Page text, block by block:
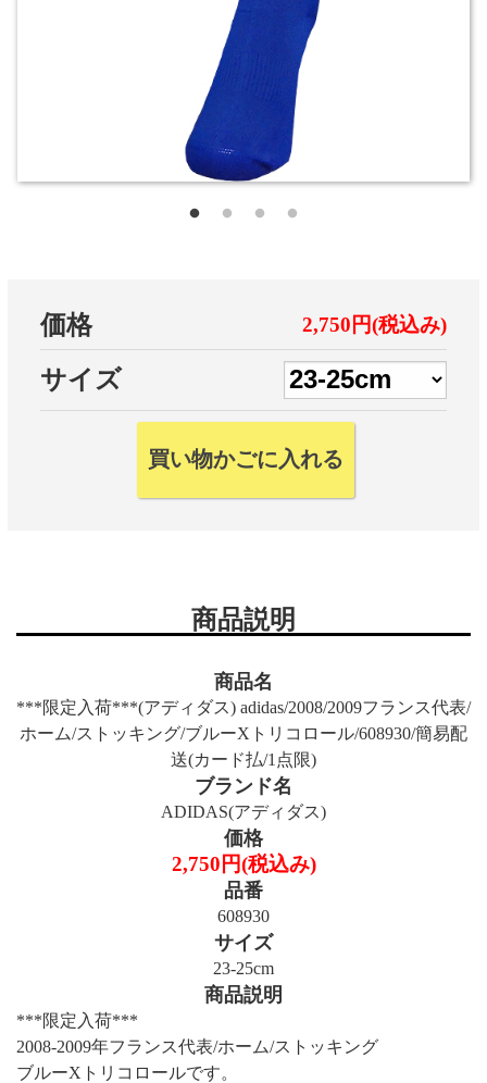
価格 2,750円(税込み)
サイズ
商品説明
商品名
***限定入荷***(アディダス) adidas/2008/2009フランス代表/
ホーム/ストッキング/ブルーXトリコロール/608930/簡易配
送(カード払/1点限)
ブランド名
ADIDAS(アディダス)
価格
2,750円(税込み)
品番
608930
サイズ
23-25cm
商品説明
***限定入荷***
2008-2009年フランス代表/ホーム/ストッキング
ブルーXトリコロールです。